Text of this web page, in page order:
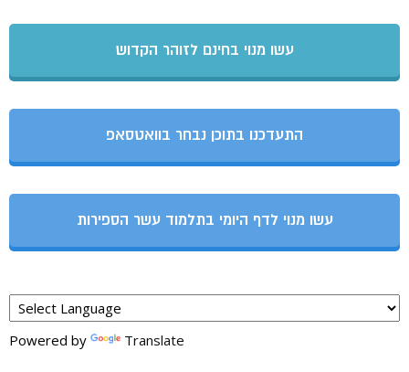
עשו מנוי בחינם לזוהר הקדוש
התעדכנו בתוכן נבחר בוואטסאפ
עשו מנוי לדף היומי בתלמוד עשר הספירות
Powered by Translate